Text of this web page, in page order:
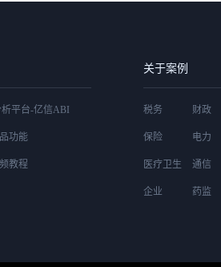
平台-亿信ABI
功能
教程
关于案例
税务 财政
保险 电力
医疗卫生 通信
企业 药监